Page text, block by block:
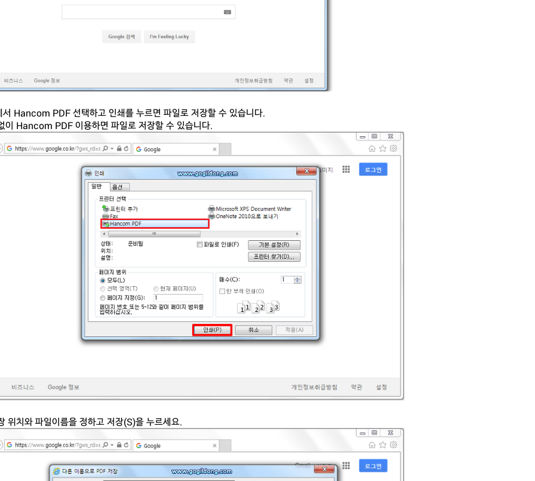
서 Hancom PDF 선택하고 인쇄를 누르면 파일로 저장할 수 있습니다.
이 Hancom PDF 이용하면 파일로 저장할 수 있습니다.
위치와 파일이름을 정하고 저장(S)을 누르세요.